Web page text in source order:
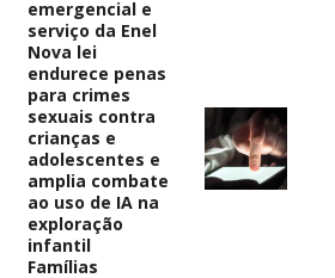
emergencial e
serviço da Enel
Nova lei
endurece penas
para crimes
sexuais contra
crianças e
adolescentes e
amplia combate
ao uso de IA na
exploração
infantil
Famílias